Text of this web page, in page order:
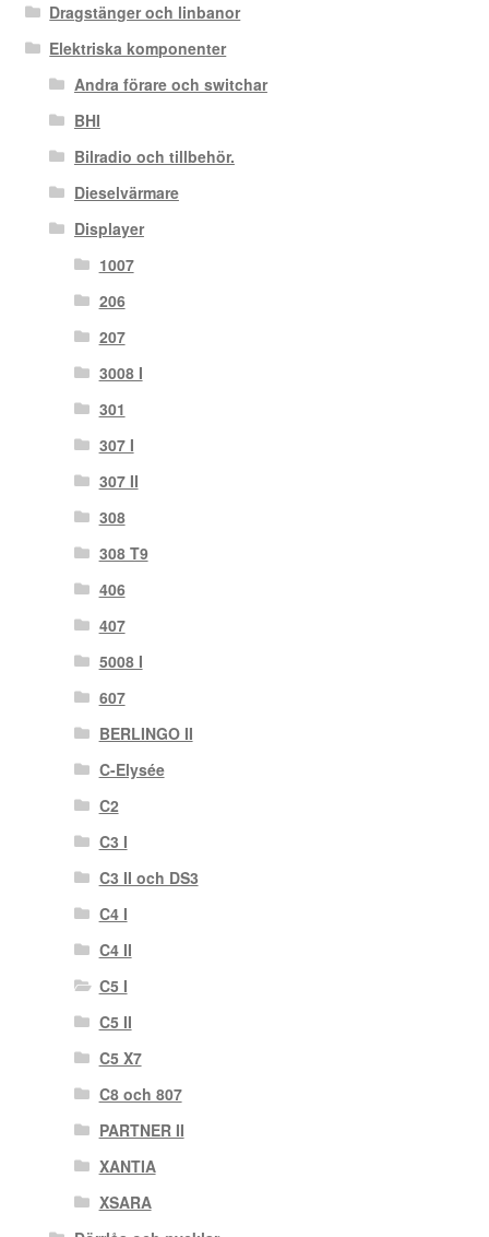
Dragstänger och linbanor
Elektriska komponenter
Andra förare och switchar
BHI
Bilradio och tillbehör.
Dieselvärmare
Displayer
1007
206
207
3008 I
301
307 I
307 II
308
308 T9
406
407
5008 I
607
BERLINGO II
C-Elysée
C2
C3 I
C3 II och DS3
C4 I
C4 II
C5 I
C5 II
C5 X7
C8 och 807
PARTNER II
XANTIA
XSARA